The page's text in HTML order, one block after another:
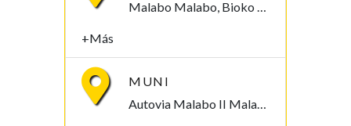
Malabo Malabo, Bioko Norte , Guinea Ecuatorial
+Más
MUNI
Autovia Malabo II Malabo, Bioko Norte , Guinea Ecuatorial